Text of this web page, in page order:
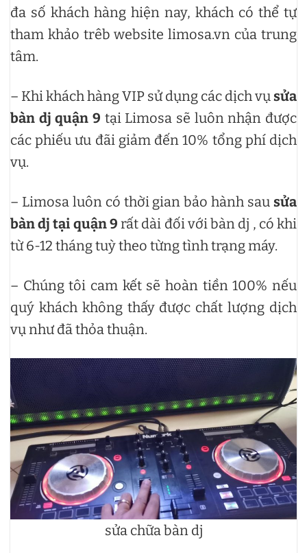
đa số khách hàng hiện nay, khách có thể tự
tham khảo trêb website limosa.vn của trung
tâm.
– Khi khách hàng VIP sử dụng các dịch vụsửa
bàn dj quận 9 tại Limosa sẽ luôn nhận được
các phiếu ưu đãi giảm đến 10% tổng phí dịch
vụ.
– Limosa luôn có thời gian bảo hành sau sửa
bàn dj tại quận 9 rất dài đối với bàn dj , có khi
từ 6-12 tháng tuỳ theo từng tình trạng máy.
– Chúng tôi cam kết sẽ hoàn tiền 100% nếu
quý khách không thấy được chất lượng dịch
vụ như đã thỏa thuận.
sửa chữa bàn dj